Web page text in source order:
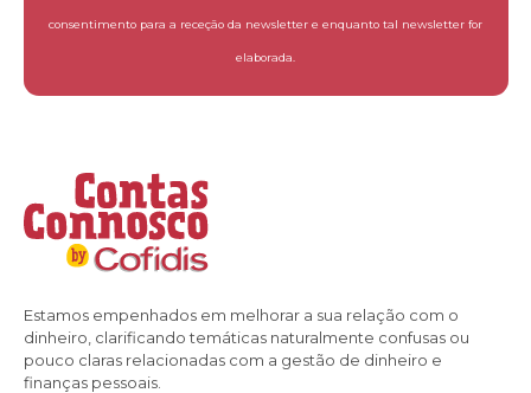
consentimento para a receção da newsletter e enquanto tal newsletter for
elaborada.
Estamos empenhados em melhorar a sua relação com o
dinheiro, clarificando temáticas naturalmente confusas ou
pouco claras relacionadas com a gestão de dinheiro e
finanças pessoais.